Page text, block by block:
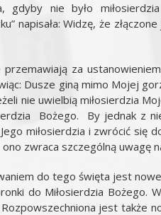
gdyby nie było
napisała: Widzę, że
przemawiają za
Dusze giną mimo Mojej
nie uwielbią miłosierdzia
Bożego. By jednak z
miłosierdzia i zwrócić się
zwraca szczególną uwagę
do tego święta jest
do Miłosierdzia Bożego.
jest także